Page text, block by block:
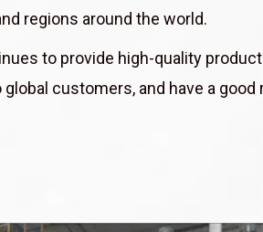
regions around the world.
to provide high-quality
customers, and have a good